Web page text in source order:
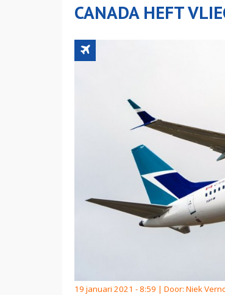
CANADA HEFT
19 januari 2021 - 8:59 | Door: Niek